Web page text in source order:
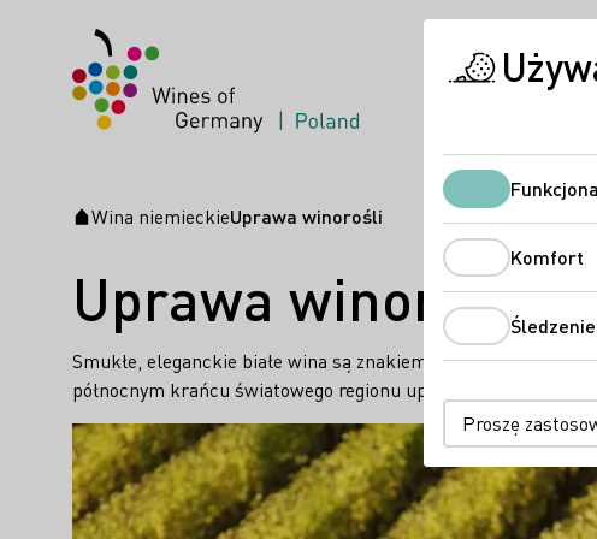
Strona startowa
Wina niemieckieUprawa winorośli
Uprawa winorośli
Smukłe, eleganckie białe wina są znakiem rozpoznawczym
północnym krańcu światowego regionu uprawy winorośli -
Teaser
Proszę dowiedzieć się więcej
Komfort
Śledzenie
Proszę